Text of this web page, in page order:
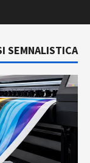
SEMNALISTICA